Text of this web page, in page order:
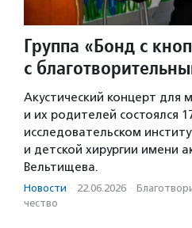
Группа «Бонд с
с
Акустический концерт для
и их родителей состоялся
исследовательском
и детской хирургии имени
Вельтищева.
Новости · 22.06.2026 ·
чест­во